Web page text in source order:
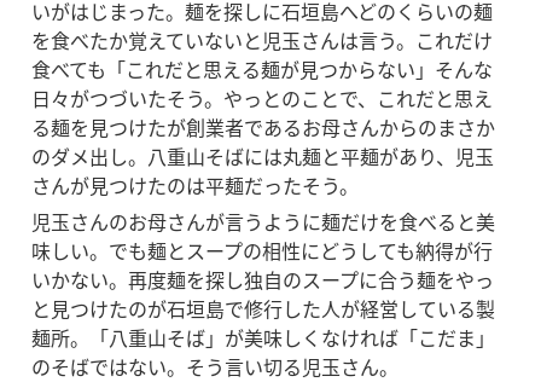
いがはじまった。麺を探しに石垣島へどのくらいの麺
を食べたか覚えていないと児玉さんは言う。これだけ
食べても「これだと思える麺が見つからない」そんな
日々がつづいたそう。やっとのことで、これだと思え
る麺を見つけたが創業者であるお母さんからのまさか
のダメ出し。八重山そばには丸麺と平麺があり、児玉
さんが見つけたのは平麺だったそう。
児玉さんのお母さんが言うように麺だけを食べると美
味しい。でも麺とスープの相性にどうしても納得が行
いかない。再度麺を探し独自のスープに合う麺をやっ
と見つけたのが石垣島で修行した人が経営している製
麺所。「八重山そば」が美味しくなければ「こだま」
のそばではない。そう言い切る児玉さん。